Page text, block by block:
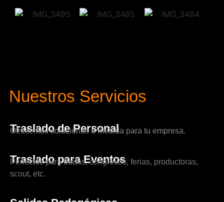
Nuestros Servicios
Traslado de Personal
Ofrecemos soluciones a medida para tu empresa.
Traslado para Eventos
Perfectos para bodas, congresos, ferias, productoras,
scout, etc.